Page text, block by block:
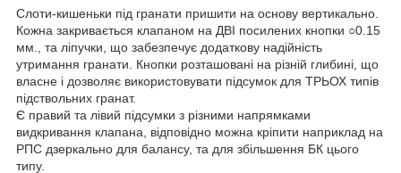
Слоти-кишеньки під гранати пришити на основу вертикально.
Кожна закривається клапаном на ДВІ посилених кнопки ○0.15
мм., та ліпучки, що забезпечує додаткову надійність
утримання гранати. Кнопки розташовані на різній глибині, що
власне і дозволяє використовувати підсумок для ТРЬОХ типів
підствольних гранат.
Є правий та лівий підсумки з різними напрямками
видкривання клапана, відповідно можна кріпити наприклад на
РПС дзеркально для балансу, та для збільшення БК цього
типу.